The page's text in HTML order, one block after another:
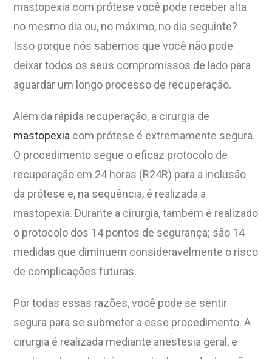
mastopexia com prótese você pode receber alta
no mesmo dia ou, no máximo, no dia seguinte?
Isso porque nós sabemos que você não pode
deixar todos os seus compromissos de lado para
aguardar um longo processo de recuperação.
Além da rápida recuperação, a cirurgia de
mastopexia com prótese é extremamente segura.
O procedimento segue o eficaz protocolo de
recuperação em 24 horas (R24R) para a inclusão
da prótese e, na sequência, é realizada a
mastopexia. Durante a cirurgia, também é realizado
o protocolo dos 14 pontos de segurança; são 14
medidas que diminuem consideravelmente o risco
de complicações futuras.
Por todas essas razões, você pode se sentir
segura para se submeter a esse procedimento. A
cirurgia é realizada mediante anestesia geral, e